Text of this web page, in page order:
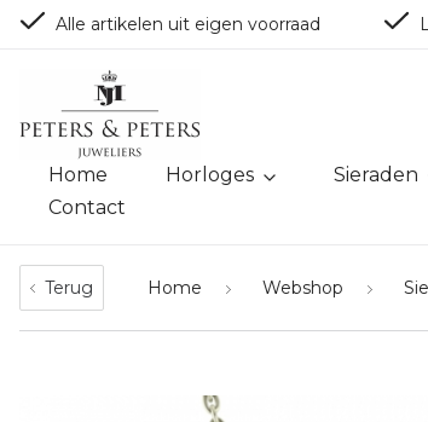
Alle artikelen uit eigen voorraad
Home Horloges Sieraden
Contact
Terug Home Webshop